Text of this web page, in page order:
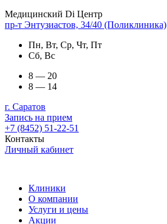
Медицинский Di Центр
пр-т Энтузиастов, 34/40 (Поликлиника)
Пн, Вт, Ср, Чт, Пт
Сб, Вс
8 — 20
8 — 14
г. Саратов
Запись на прием
+7 (8452) 51-22-51
Контакты
Личный кабинет
Клиники
О компании
Услуги и цены
Акции